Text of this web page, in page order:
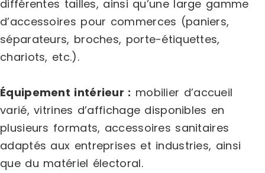
différentes tailles, ainsi qu’une large gamme
d’accessoires pour commerces (paniers,
séparateurs, broches, porte-étiquettes,
chariots, etc.).
Équipement intérieur : mobilier d’accueil
varié, vitrines d’affichage disponibles en
plusieurs formats, accessoires sanitaires
adaptés aux entreprises et industries, ainsi
que du matériel électoral.